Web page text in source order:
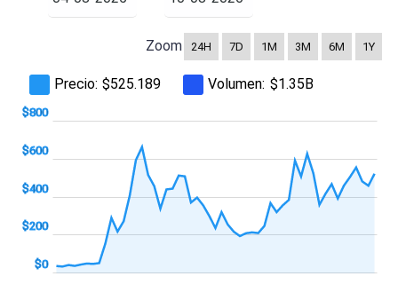
Zoom 24H 7D 1M 3M 6M 1Y
Precio: $525.189 Volumen: $1.35B
$200
$0
$200
$400
$600
$800